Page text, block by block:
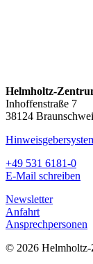
Helmholtz-
Inhoffenstraße 7
38124
+49 531 6181-0
E-Mail schreiben
Newsletter
Anfahrt
Ansprechpersonen
© 2026 Helmholtz-